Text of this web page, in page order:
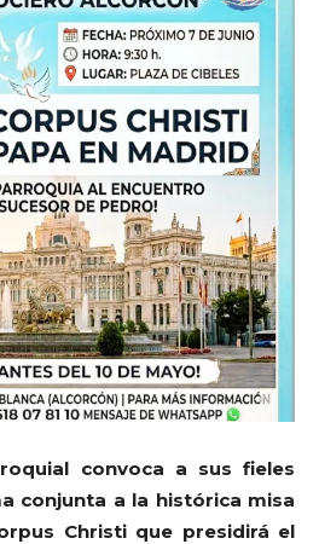
convoca a sus fieles
conjunta a la histórica misa
Christi que presidirá el